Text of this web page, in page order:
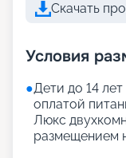
Скачать
Условия
●Дети до 14
оплатой
Люкс
размещением